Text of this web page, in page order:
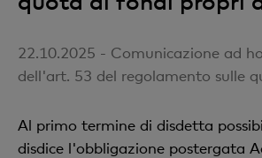
22.10.2025 - Comunicazione ad
dell'art. 53 del regolamento sulle
Al primo termine di disdetta
disdice l'obbligazione postergata